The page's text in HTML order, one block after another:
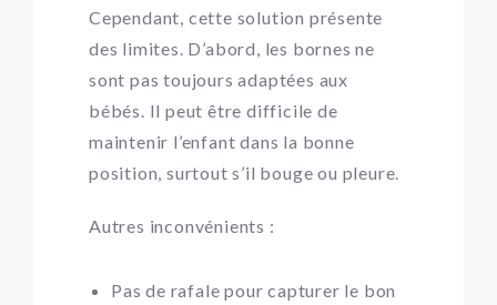
Cependant, cette solution présente
des limites. D’abord, les bornes ne
sont pas toujours adaptées aux
bébés. Il peut être difficile de
maintenir l’enfant dans la bonne
position, surtout s’il bouge ou pleure.
Autres inconvénients :
Pas de rafale pour capturer le bon